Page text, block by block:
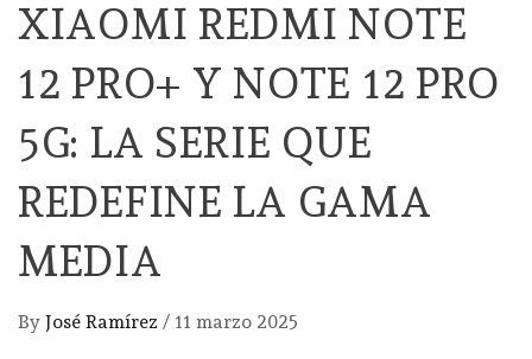
XIAOMI REDMI NOTE
12 PRO+ Y NOTE 12 PRO
5G: LA SERIE QUE
REDEFINE LA GAMA
MEDIA
By José Ramírez / 11 marzo 2025